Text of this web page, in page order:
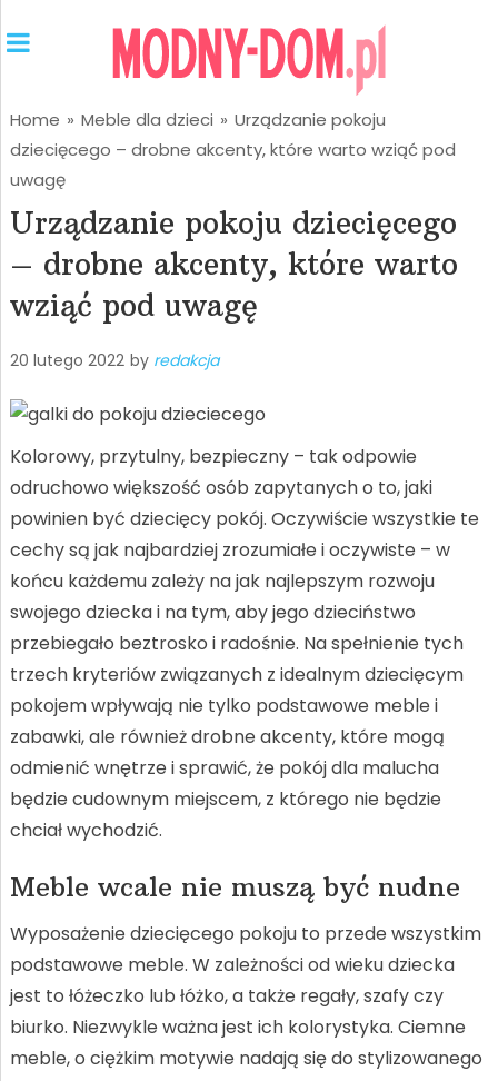
Home » Meble dla dzieci » Urządzanie pokoju
dziecięcego – drobne akcenty, które warto wziąć pod
uwagę
Urządzanie pokoju dziecięcego
– drobne akcenty, które warto
wziąć pod uwagę
20 lutego 2022 by redakcja
Kolorowy, przytulny, bezpieczny – tak odpowie
odruchowo większość osób zapytanych o to, jaki
powinien być dziecięcy pokój. Oczywiście wszystkie te
cechy są jak najbardziej zrozumiałe i oczywiste – w
końcu każdemu zależy na jak najlepszym rozwoju
swojego dziecka i na tym, aby jego dzieciństwo
przebiegało beztrosko i radośnie. Na spełnienie tych
trzech kryteriów związanych z idealnym dziecięcym
pokojem wpływają nie tylko podstawowe meble i
zabawki, ale również drobne akcenty, które mogą
odmienić wnętrze i sprawić, że pokój dla malucha
będzie cudownym miejscem, z którego nie będzie
chciał wychodzić.
Meble wcale nie muszą być nudne
Wyposażenie dziecięcego pokoju to przede wszystkim
podstawowe meble. W zależności od wieku dziecka
jest to łóżeczko lub łóżko, a także regały, szafy czy
biurko. Niezwykle ważna jest ich kolorystyka. Ciemne
meble, o ciężkim motywie nadają się do stylizowanego